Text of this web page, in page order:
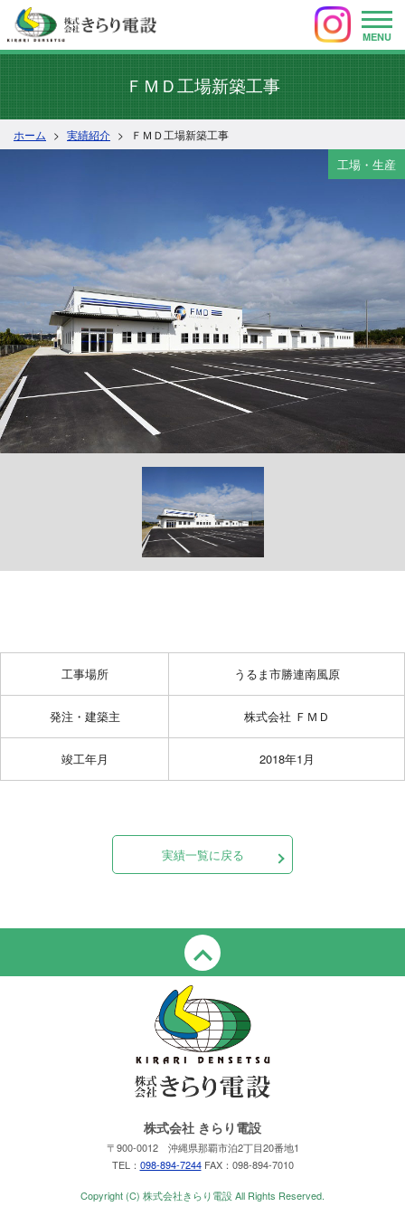
MENU
ＦＭＤ工場新築工事
ホーム 実績紹介 ＦＭＤ工場新築工事
工場・生産
工事場所 うるま市勝連南風原
発注・建築主 株式会社 ＦＭＤ
竣工年月 2018年1月
実績一覧に戻る
株式会社 きらり電設
〒900-0012 沖縄県那覇市泊2丁目20番地1
TEL： 098-894-7244FAX：098-894-7010
Copyright (C) 株式会社きらり電設 All Rights Reserved.